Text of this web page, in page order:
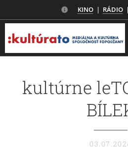
KINO| RÁDIO|
kultúrne